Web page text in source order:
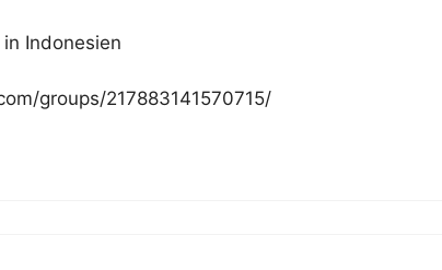
Indonesien
groups/217883141570715/